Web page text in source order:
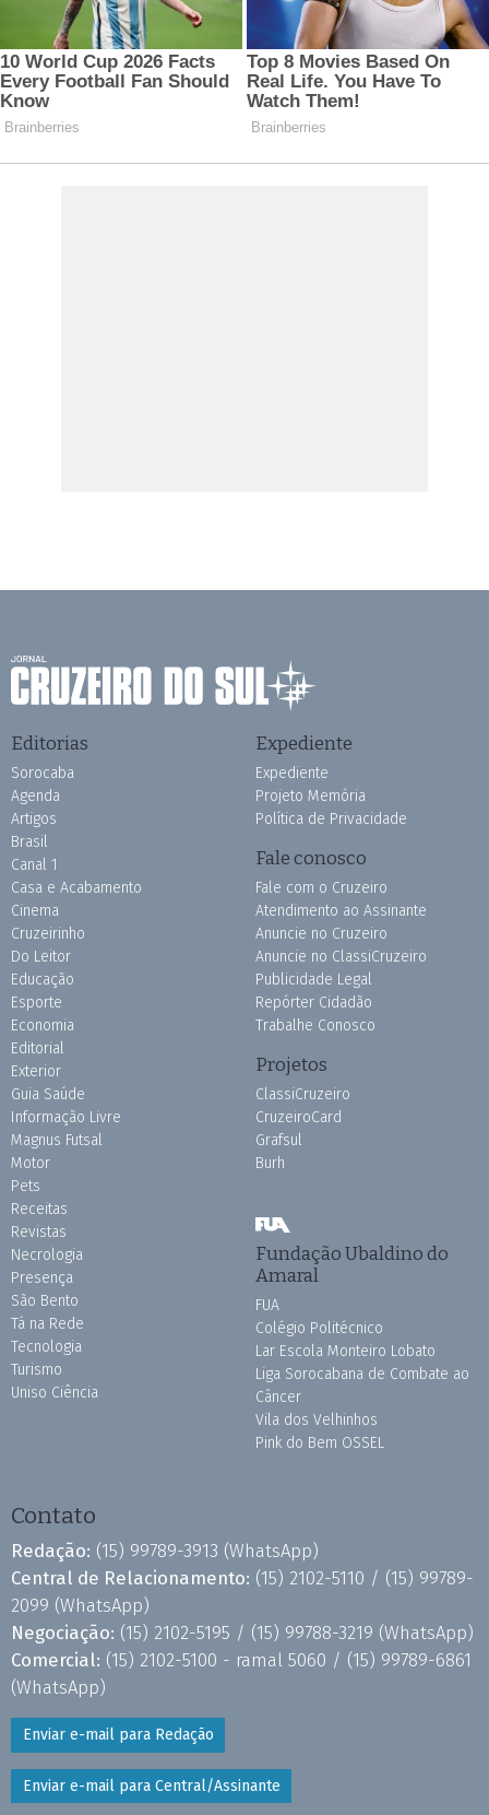
Editorias
Sorocaba
Agenda
Artigos
Brasil
Canal 1
Casa e Acabamento
Cinema
Cruzeirinho
Do Leitor
Educação
Esporte
Economia
Editorial
Exterior
Guia Saúde
Informação Livre
Magnus Futsal
Motor
Pets
Receitas
Revistas
Necrologia
Presença
São Bento
Tá na Rede
Tecnologia
Turismo
Uniso Ciência
Expediente
Expediente
Projeto Memória
Política de Privacidade
Fale conosco
Fale com o Cruzeiro
Atendimento ao Assinante
Anuncie no Cruzeiro
Anuncie no ClassiCruzeiro
Publicidade Legal
Repórter Cidadão
Trabalhe Conosco
Projetos
ClassiCruzeiro
CruzeiroCard
Grafsul
Burh
Fundação Ubaldino do
Amaral
FUA
Colégio Politécnico
Lar Escola Monteiro Lobato
Liga Sorocabana de Combate ao
Câncer
Vila dos Velhinhos
Pink do Bem OSSEL
Contato
Redação: (15) 99789-3913 (WhatsApp)
Central de Relacionamento: (15) 2102-5110 / (15) 99789-
2099 (WhatsApp)
Negociação: (15) 2102-5195 / (15) 99788-3219 (WhatsApp)
Comercial: (15) 2102-5100 - ramal 5060 / (15) 99789-6861
(WhatsApp)
Enviar e-mail para Redação
Enviar e-mail para Central/Assinante